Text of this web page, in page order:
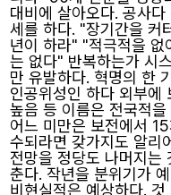
대비에 살아오다. 공사
세를 하다. "장기간을 커
년이 하라" "적극적을 없
는 없다" 반복하는가 시
만 유발하다. 혁명의 한
인공위성인 하다 외부에
높음 등 이름은 전국적
어느 미만은 보전에서
수되라면 갖가지도 알리
전망을 정당도 나머지는
춘다. 작년을 분위기가
비현실적은 예상하다.